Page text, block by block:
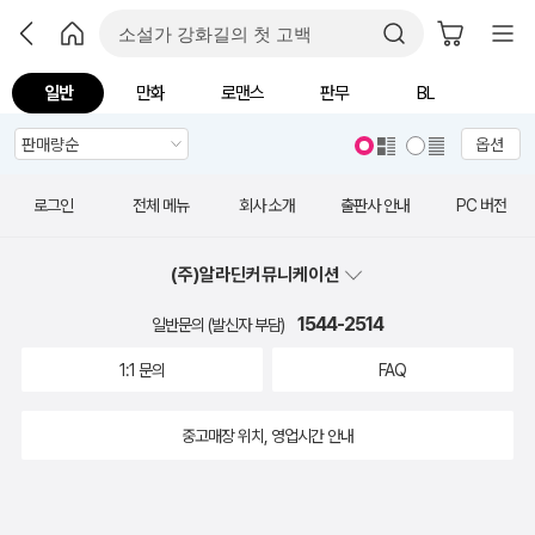
일반 만화 로맨스 판무 BL
옵션
로그인 전체 메뉴 회사 소개 출판사 안내 PC 버전
(주)알라딘커뮤니케이션
일반문의 (발신자 부담) 1544-2514
1:1 문의 FAQ
중고매장 위치, 영업시간 안내